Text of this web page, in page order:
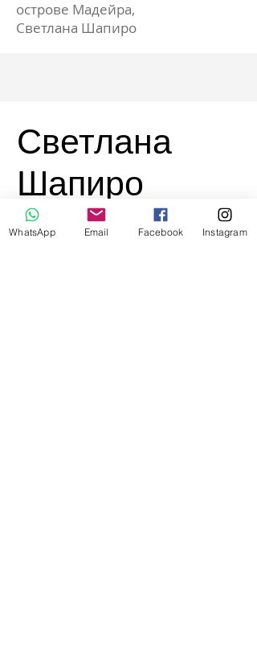
острове Мадейра,
Светлана Шапиро
Светлана
Шапиро
Гид, организатор путешествий и
праздников на острове Мадейра.
WhatsApp Email Facebook Instagram